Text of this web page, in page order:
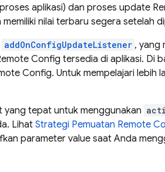
aplikasi) dan proses update
nilai terbaru segera setelah
addOnConfigUpdateListener , yang
Config tersedia di aplikasi. Di
Config. Untuk mempelajari lebih
yang tepat untuk menggunakan
Lihat Strategi Pemuatan Remote
parameter value saat Anda